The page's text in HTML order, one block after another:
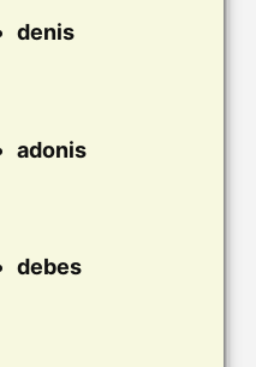
denis
adonis
debes